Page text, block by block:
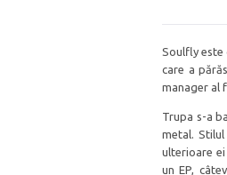
Soulfly este
care a
manager al
Trupa s-a
metal.
ulterioare ei
un EP,